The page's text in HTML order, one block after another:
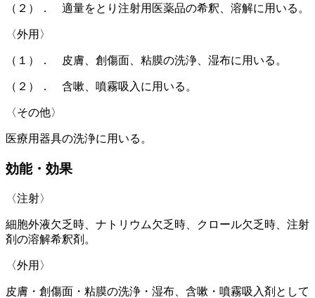
（２）． 適量をとり注射用医薬品の希釈、溶解に用いる。
〈外用〉
（１）． 皮膚、創傷面、粘膜の洗浄、湿布に用いる。
（２）． 含嗽、噴霧吸入に用いる。
〈その他〉
医療用器具の洗浄に用いる。
効能・効果
〈注射〉
細胞外液欠乏時、ナトリウム欠乏時、クロール欠乏時、注射
剤の溶解希釈剤。
〈外用〉
皮膚・創傷面・粘膜の洗浄・湿布、含嗽・噴霧吸入剤として